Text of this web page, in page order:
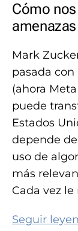
Cómo
Mark
pasada con
(ahora
puede
Estados
depende
uso de
más
Cada vez
Seguir